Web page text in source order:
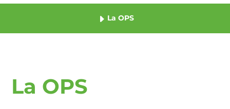
La OPS
La OPS